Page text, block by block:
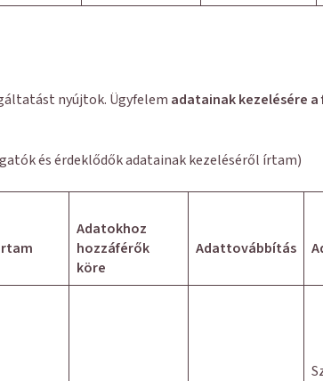
nyújtok. Ügyfelem adatainak kezelésére
és érdeklődők adatainak kezeléséről írtam)
Adatokhoz
hozzáférők
köre
Adattovábbítás